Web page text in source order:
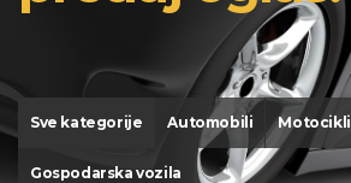
Sve kategorije Automobili Motocikli
Gospodarska vozila